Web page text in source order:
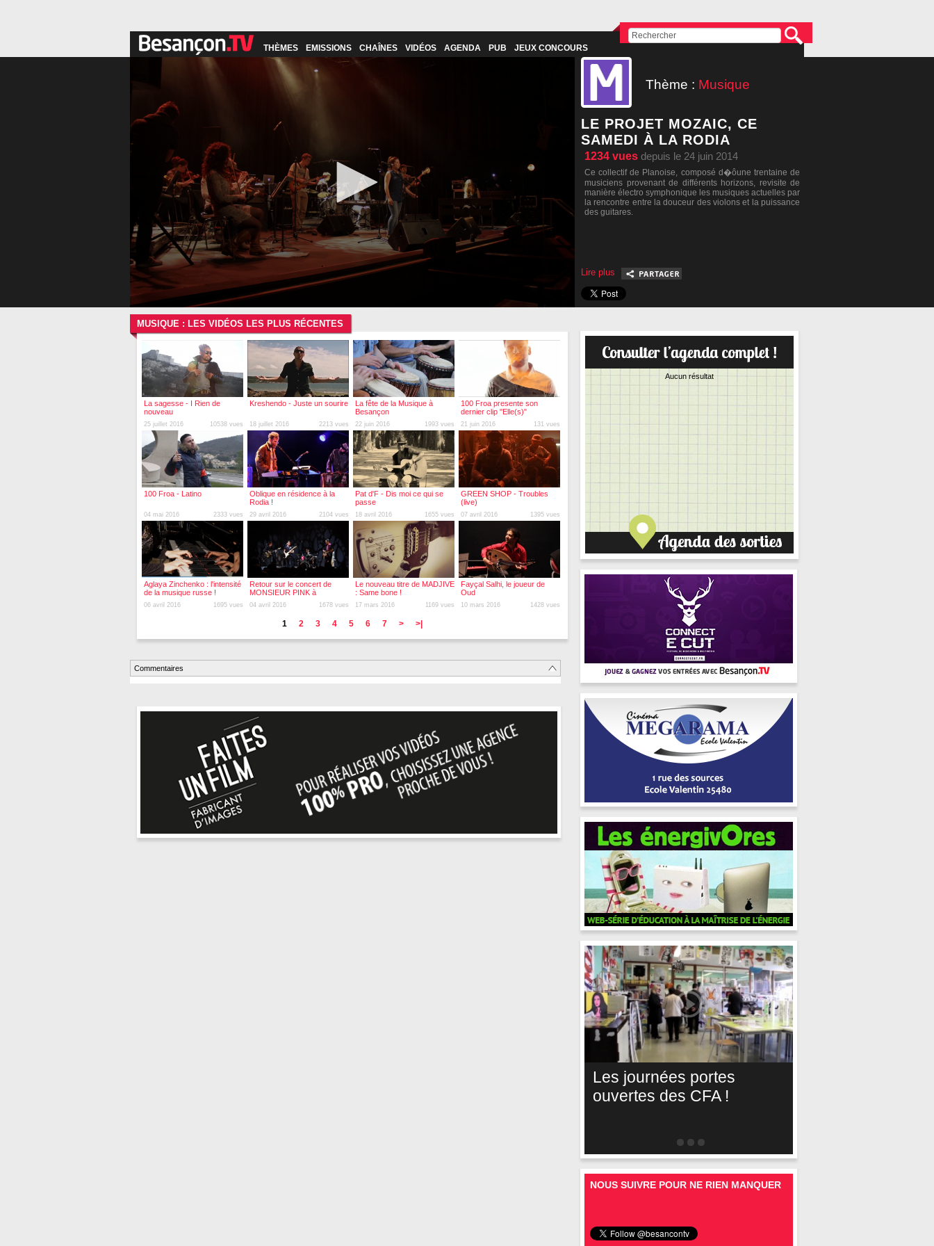
THÈMES EMISSIONS CHAÎNES VIDÉOS AGENDA PUB JEUX CONCOURS
Thème : Musique
LE PROJET MOZAIC, CE
SAMEDI À LA RODIA
1234 vues depuis le 24 juin 2014
Ce collectif de Planoise, composé d�ôune trentaine de
musiciens provenant de différents horizons, revisite de
manière électro symphonique les musiques actuelles par
la rencontre entre la douceur des violons et la puissance
des guitares.
Lire plus
MUSIQUE : LES VIDÉOS LES PLUS RÉCENTES
La sagesse - I Rien de
nouveau
25 juillet 2016 10538 vues
Kreshendo - Juste un sourire
18 juillet 2016 2213 vues
La fête de la Musique à
Besançon
22 juin 2016 1993 vues
100 Froa presente son
dernier clip "Elle(s)"
21 juin 2016 131 vues
100 Froa - Latino
04 mai 2016 2333 vues
Oblique en résidence à la
Rodia !
29 avril 2016 2104 vues
Pat d'F - Dis moi ce qui se
passe
18 avril 2016 1655 vues
GREEN SHOP - Troubles
(live)
07 avril 2016 1395 vues
Aglaya Zinchenko : l'intensité
de la musique russe !
06 avril 2016 1695 vues
Retour sur le concert de
MONSIEUR PINK à
Micropolis !
04 avril 2016 1678 vues
Le nouveau titre de MADJIVE
: Same bone !
17 mars 2016 1169 vues
Fayçal Salhi, le joueur de
Oud
10 mars 2016 1428 vues
1 2 3 4 5 6 7 > >|
Commentaires
Aucun résultat
Les journées portes
ouvertes des CFA !
NOUS SUIVRE POUR NE RIEN MANQUER